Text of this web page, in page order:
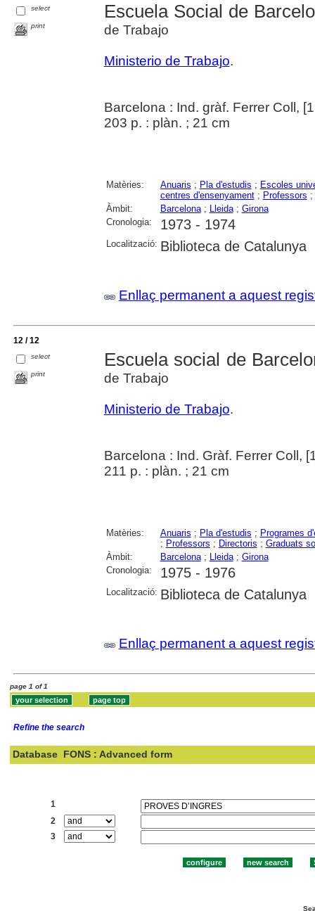
select
print
Escuela Social de
de Trabajo
Ministerio de Trabajo.
Barcelona : Ind. gràf. Ferrer Coll,
203 p. : plàn. ; 21 cm
Matèries: Anuaris ; Pla d'estudis ; Escoles
centres d'ensenyament; Professors ;
Àmbit:
Barcelona; Lleida; Girona
Cronologia:
1973 - 1974
Localització: Biblioteca de Catalunya
Enllaç permanent a aquest
12 / 12
select
print
Escuela social de
de Trabajo
Ministerio de Trabajo.
Barcelona : Ind. Gràf. Ferrer Coll,
211 p. : plàn. ; 21 cm
Matèries: Anuaris ; Pla d'estudis ; Programes
; Professors ; Directoris ; Graduats
Àmbit:
Barcelona; Lleida; Girona
Cronologia:
1975 - 1976
Localització: Biblioteca de Catalunya
Enllaç permanent a aquest
page 1 of 1
Refine the search
Database FONS : Advanced form
1
2
3